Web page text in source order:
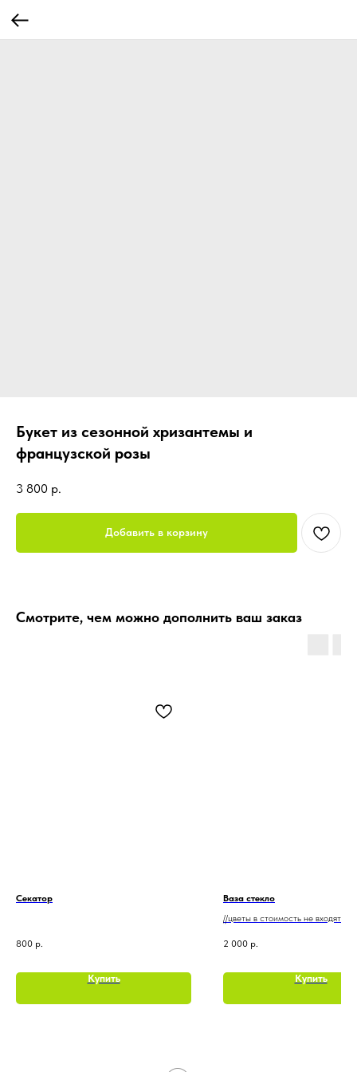
Букет из сезонной хризантемы и
французской розы
3 800 р.
Добавить в корзину
Смотрите, чем можно дополнить ваш заказ
Секатор
800 р.
Купить
Ваза стекло
//цветы в стоимость не входят
2 000 р.
Купить